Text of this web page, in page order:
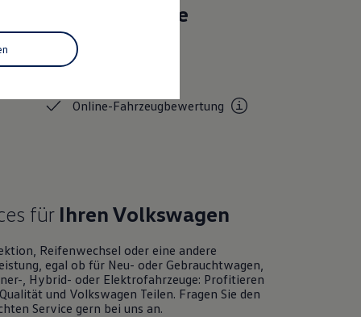
Das sind unsere
Leistungen
Online-Fahrzeugbewertung
für IhrenVolkswagen
Reifenwechsel oder eine andere
egal ob für Neu- oder Gebrauchtwagen
, Hybrid- oder Elektrofahrzeuge: Profitieren
und Volkswagen Teilen. Fragen Sie den
Service gern bei uns an.